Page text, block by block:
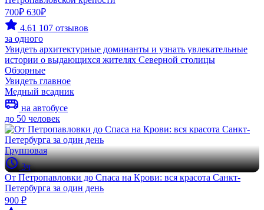
700₽ 630₽
4.61 107 отзывов
за одного
Увидеть архитектурные доминанты и узнать увлекательные
истории о выдающихся жителях Северной столицы
Обзорные
Увидеть главное
Медный всадник
на автобусе
до 50 человек
Групповая
3ч
От Петропавловки до Спаса на Крови: вся красота Санкт-
Петербурга за один день
900 ₽